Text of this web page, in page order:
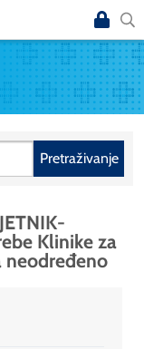
Pretraživanje
Klinike za
neodređeno